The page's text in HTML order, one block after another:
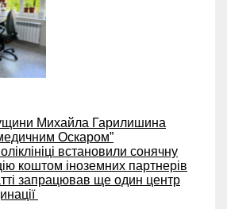
Михайла Гарилишина
Оскаром”
встановили сонячну
коштом іноземних партнерів
запрацював ще один центр